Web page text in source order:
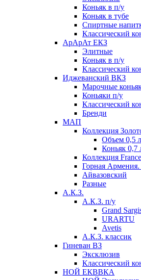
Коньяк в п/у
Коньяк в тубе
Спиртные
Классический
АрАрАт ЕКЗ
Элитные
Коньяк в п/у
Классический
Иджеванский ВКЗ
Марочные
Коньяки п/у
Классический
Бренди
МАП
Коллекция
Объем 0,5 л
Коньяк 0,7
Коллекция France
Горная
Айвазовский
Разные
А.К.З.
А.К.З. п/у
Grand
URARTU
Avetis
А.К.З. классик
Гиневан ВЗ
Эксклюзив
Классический
НОЙ ЕКВВКА